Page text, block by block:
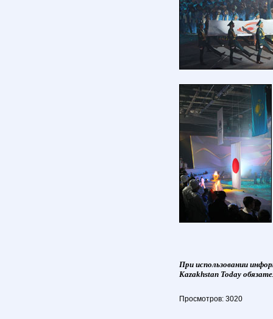
При использовании
Kazakhstan Today
Просмотров: 3020